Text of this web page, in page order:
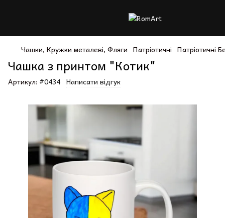
Чашки, Кружки металеві, Фляги Патріотичні Патріотичні
Чашка з принтом "Котик"
Артикул: #0434 Написати відгук